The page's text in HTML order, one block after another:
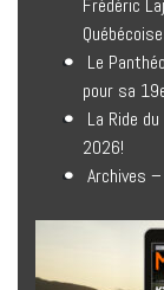
Le
pour sa
La Ride
2026!
Archives